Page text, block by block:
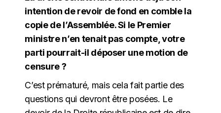
intention de revoir de fond en comble la
copie de l’Assemblée. Si le Premier
ministre n’en tenait pas compte, votre
parti pourrait-il déposer une motion de
censure ?
C’est prématuré, mais cela fait partie des
questions qui devront être posées. Le